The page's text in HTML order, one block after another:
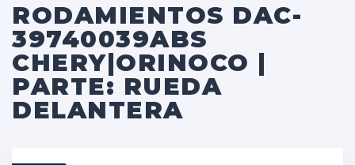
RODAMIENTOS DAC-
39740039ABS
CHERY|ORINOCO |
PARTE: RUEDA
DELANTERA